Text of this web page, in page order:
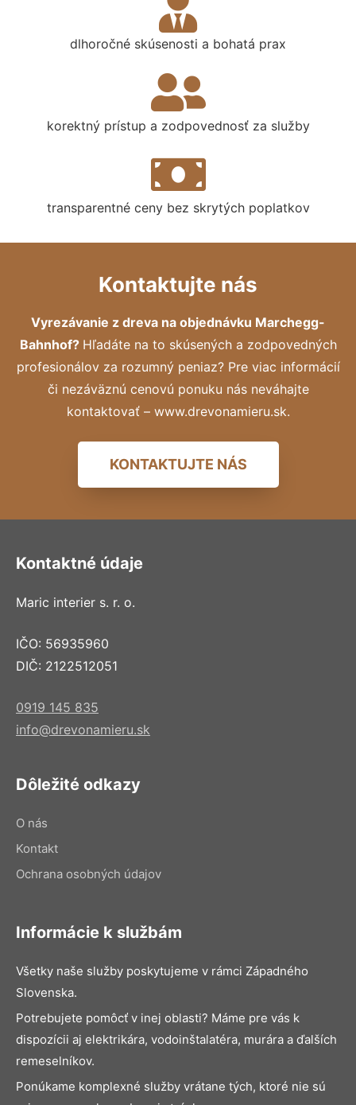
dlhoročné skúsenosti a bohatá prax
korektný prístup a zodpovednosť za služby
transparentné ceny bez skrytých poplatkov
Kontaktujte nás
Vyrezávanie z dreva na objednávku Marchegg-
Bahnhof? Hľadáte na to skúsených a zodpovedných
profesionálov za rozumný peniaz? Pre viac informácií
či nezáväznú cenovú ponuku nás neváhajte
kontaktovať – www.drevonamieru.sk.
KONTAKTUJTE NÁS
Kontaktné údaje
Maric interier s. r. o.
IČO: 56935960
DIČ: 2122512051
0919 145 835
info@drevonamieru.sk
Dôležité odkazy
O nás
Kontakt
Ochrana osobných údajov
Informácie k službám
Všetky naše služby poskytujeme v rámci Západného
Slovenska.
Potrebujete pomôcť v inej oblasti? Máme pre vás k
dispozícii aj elektrikára, vodoinštalatéra, murára a ďalších
remeselníkov.
Ponúkame komplexné služby vrátane tých, ktoré nie sú